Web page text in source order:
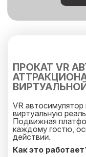
ПРОКАТ VR
VR автосимулятор
виртуальную
Подвижная
каждому гостю,
действии.
Как это